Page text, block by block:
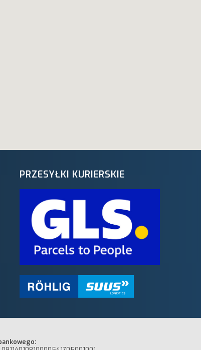
PRZESYŁKI KURIERSKIE